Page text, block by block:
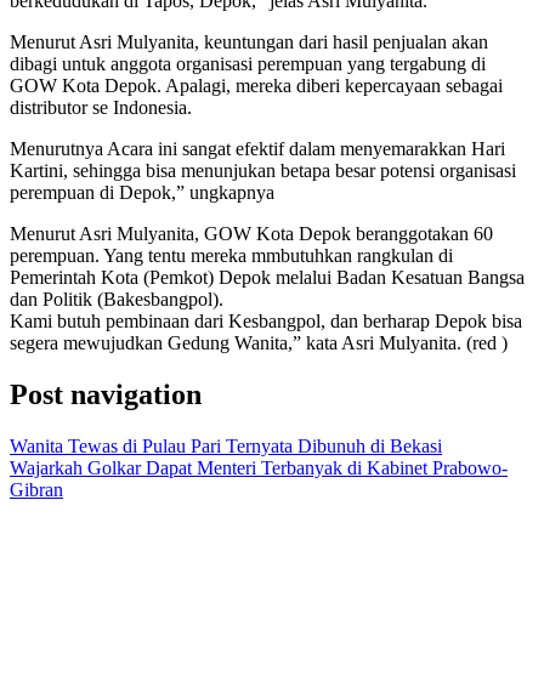
Menurut Asri Mulyanita, keuntungan dari hasil penjualan akan
dibagi untuk anggota organisasi perempuan yang tergabung di
GOW Kota Depok. Apalagi, mereka diberi kepercayaan sebagai
distributor se Indonesia.
Menurutnya Acara ini sangat efektif dalam menyemarakkan Hari
Kartini, sehingga bisa menunjukan betapa besar potensi organisasi
perempuan di Depok,” ungkapnya
Menurut Asri Mulyanita, GOW Kota Depok beranggotakan 60
perempuan. Yang tentu mereka mmbutuhkan rangkulan di
Pemerintah Kota (Pemkot) Depok melalui Badan Kesatuan Bangsa
dan Politik (Bakesbangpol).
Kami butuh pembinaan dari Kesbangpol, dan berharap Depok bisa
segera mewujudkan Gedung Wanita,” kata Asri Mulyanita. (red )
Post navigation
Wanita Tewas di Pulau Pari Ternyata Dibunuh di Bekasi
Wajarkah Golkar Dapat Menteri Terbanyak di Kabinet Prabowo-
Gibran